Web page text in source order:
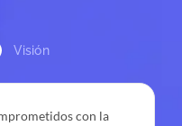
Visión
con la